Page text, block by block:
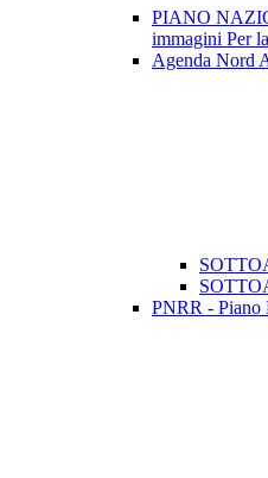
PIANO
immagini Per
Agenda Nord
PNRR - Piano